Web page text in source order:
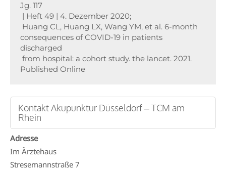
Jg. 117
consequences of COVID-19 in patients
discharged
Published Online
Kontakt Akupunktur Düsseldorf – TCM am
Rhein
Adresse
Im Ärztehaus
Stresemannstraße 7